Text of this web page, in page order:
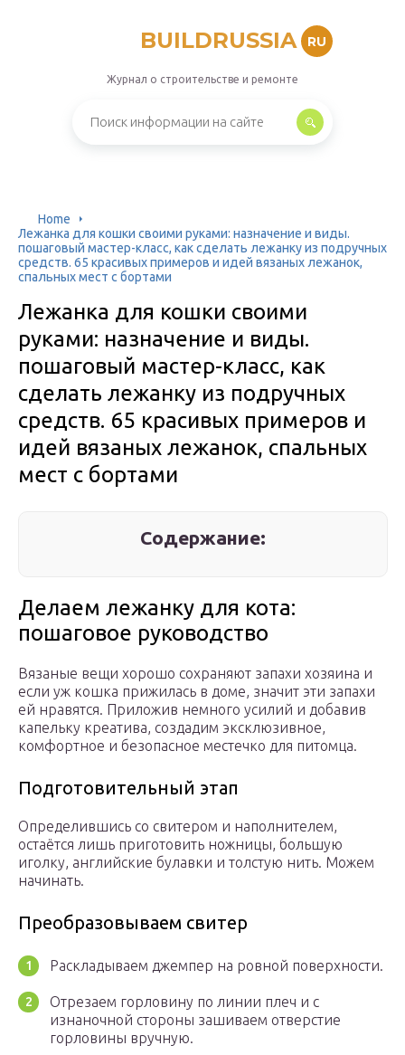
BUILDRUSSIA RU
Журнал о строительстве и ремонте
Home
Лежанка для кошки своими руками: назначение и виды.
пошаговый мастер-класс, как сделать лежанку из подручных
средств. 65 красивых примеров и идей вязаных лежанок,
спальных мест с бортами
Лежанка для кошки своими
руками: назначение и виды.
пошаговый мастер-класс, как
сделать лежанку из подручных
средств. 65 красивых примеров и
идей вязаных лежанок, спальных
мест с бортами
Содержание:
Делаем лежанку для кота:
пошаговое руководство
Вязаные вещи хорошо сохраняют запахи хозяина и
если уж кошка прижилась в доме, значит эти запахи
ей нравятся. Приложив немного усилий и добавив
капельку креатива, создадим эксклюзивное,
комфортное и безопасное местечко для питомца.
Подготовительный этап
Определившись со свитером и наполнителем,
остаётся лишь приготовить ножницы, большую
иголку, английские булавки и толстую нить. Можем
начинать.
Преобразовываем свитер
Раскладываем джемпер на ровной поверхности.
Отрезаем горловину по линии плеч и с
изнаночной стороны зашиваем отверстие
горловины вручную.